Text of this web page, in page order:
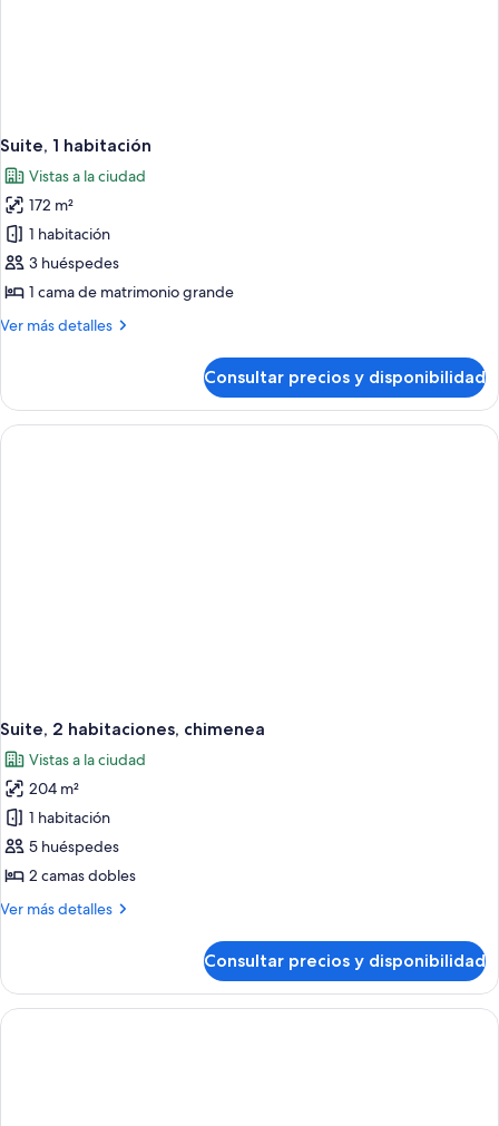
Suite, 1 habitación
Vistas a la ciudad
172 m²
1 habitación
3 huéspedes
1 cama de matrimonio grande
Ver más detalles
Más
1
habitación
Consultar precios y disponibilidad
Suite, 2 habitaciones, chimenea
Vistas a la ciudad
204 m²
1 habitación
5 huéspedes
2 camas dobles
Ver más detalles
Más
2
habitaciones,
chimenea
Consultar precios y disponibilidad